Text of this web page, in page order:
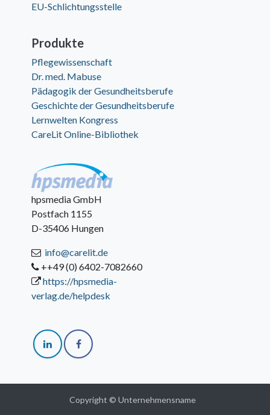
EU-Schlichtungsstelle
Produkte
Pflegewissenschaft
Dr. med. Mabuse
Pädagogik der Gesundheitsberufe
Geschichte der Gesundheitsberufe
Lernwelten Kongress
CareLit Online-Bibliothek
hpsmedia GmbH
Postfach 1155
D-35406 Hungen
info@carelit.de
++49 (0) 6402-7082660
https://hpsmedia-
verlag.de/helpdesk
Copyright © Unternehmensname